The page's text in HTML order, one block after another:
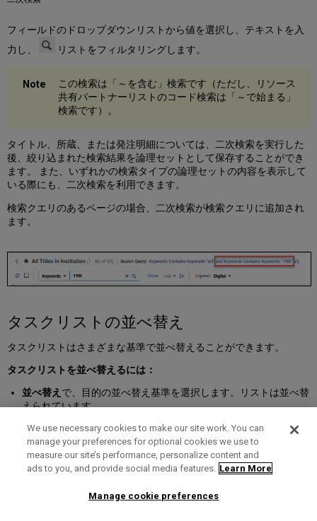
ポ
シ
ド
フィールドのドロップダウンリストから値を選択し、テキストを入
力し、
リストをフィルタリングします。
この検索は「～を含む」検索です（ただし、リソース
共有パートナーリストのコード検索は「～で始まる」
検索です）。
タイトル、所蔵、または発注明細については、二次検索を実行した
後、絞り込まれた検索結果を論理セットとして保存することができ
ます。 また、いずれかの検索タイプの論理セットの内容を表示して
いる際にも、二次検索を利用できます。
検索クエリのあるページの場合、二次検索が検索クエリに追加され
ます。
タスクリストの並べ替え
タスクリストはさまざまな基準で並べ替えることができます。
タスクリストを並べ替えるには：
並べ替え で、目的の並べ替え基準を選択します。リストは並べ替
えられています。
並べ替え順を昇順と降順の間で切り替えるには：
を選択します。
の下に表示されます。
We use necessary cookies to make our site work. You can
manage your preferences for optional cookies we use to
measure our site’s performance, personalize content and
ads to you, and provide social media features. Learn More
Manage cookie preferences